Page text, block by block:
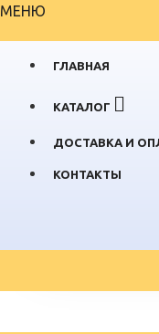
МЕНЮ
ГЛАВНАЯ
КАТАЛОГ
ДОСТАВКА И
КОНТАКТЫ